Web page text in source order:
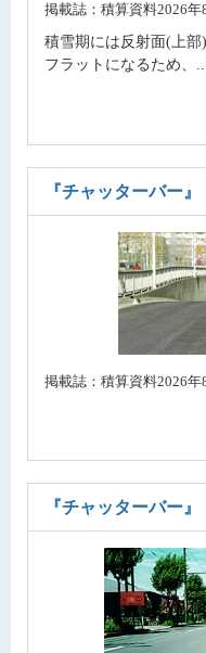
掲載誌：積算資料2026年
積雪期には反射面(上
フラットになるため、
『チャッターバー』
掲載誌：積算資料2026年
『チャッターバー』